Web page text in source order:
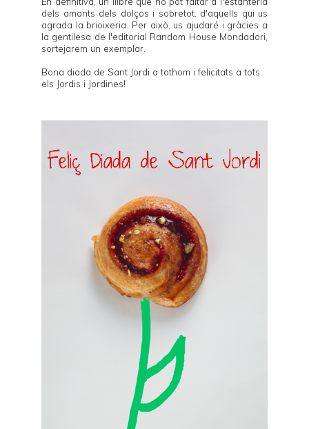
dels amants dels dolços i sobretot, d'aquells qui us
agrada la brioixeria. Per això, us ajudaré i gràcies a
la gentilesa de l'editorial Random House Mondadori
sortejarem un exemplar.
Bona diada de Sant Jordi a tothom i felicitats a tots
els Jordis i Jordines!